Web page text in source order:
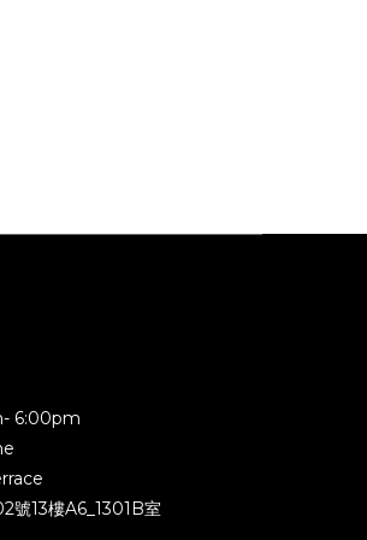
6:00pm
號13樓A6_1301B室